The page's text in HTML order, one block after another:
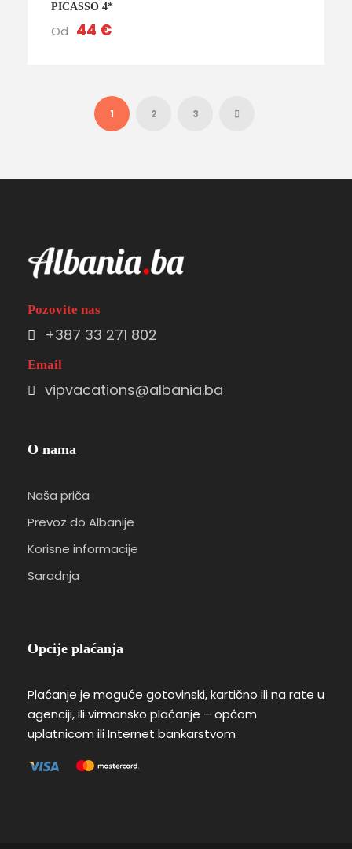
PICASSO 4*
Od 44 €
1 2 3
Pozovite nas
+387 33 271 802
Email
vipvacations@albania.ba
O nama
Naša priča
Prevoz do Albanije
Korisne informacije
Saradnja
Opcije plaćanja
Plaćanje je moguće gotovinski, kartično ili na rate u
agenciji, ili virmansko plaćanje – općom
uplatnicom ili Internet bankarstvom